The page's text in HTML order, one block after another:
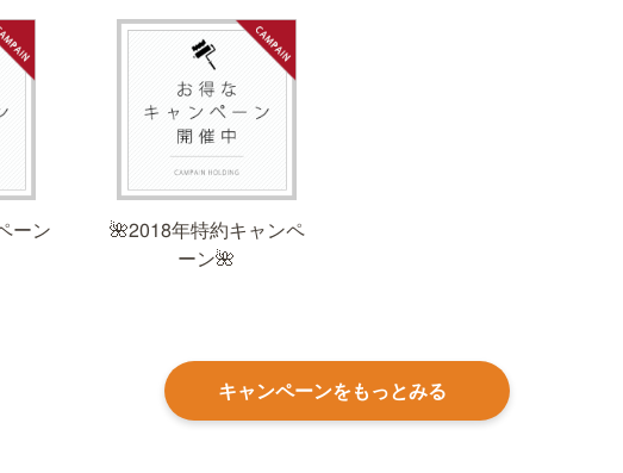
ーン 🌺2018年特約キャンペ
ーン🌺
キャンペーンをもっとみる